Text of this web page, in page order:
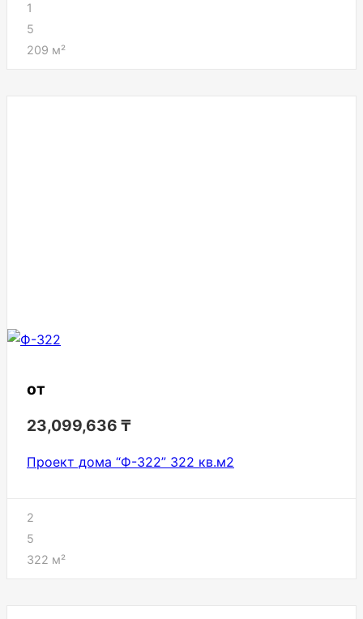
1
5
209 м²
от
23,099,636 ₸
Проект дома “Ф-322” 322 кв.м2
2
5
322 м²